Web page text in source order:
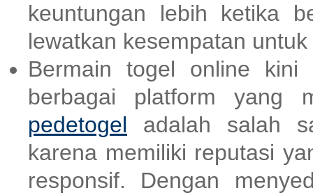
keuntungan lebih ketika
lewatkan kesempatan
Bermain togel online kini
berbagai platform yang
pedetogel adalah salah
karena memiliki reputasi
responsif. Dengan